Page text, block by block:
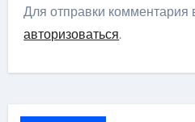
Для отправки
авторизоваться.